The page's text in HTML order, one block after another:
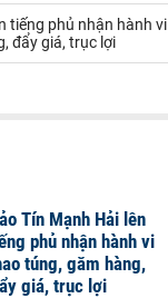
Xăng dầu
tiếng phủ nhận hành vi
đẩy giá, trục lợi
Tín Mạnh Hải lên
phủ nhận hành vi
túng, găm hàng,
giá, trục lợi